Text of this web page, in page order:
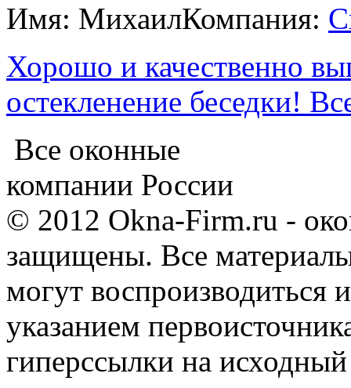
Имя: МихаилКомпания:
Хорошо и качественно
остекленение беседки!
Все оконные
компании России
© 2012 Okna-Firm.ru -
защищены. Все
могут воспроизводиться
указанием
гиперссылки на